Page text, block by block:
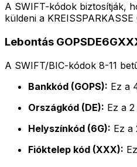
A SWIFT-kódok biztosítják,
küldeni a
Lebontás
A SWIFT/BIC-kódok 8-11
Bankkód (GOPS): Ez a
Országkód (DE): Ez a
Helyszínkód (6G): Ez a
Fióktelep kód (XXX):